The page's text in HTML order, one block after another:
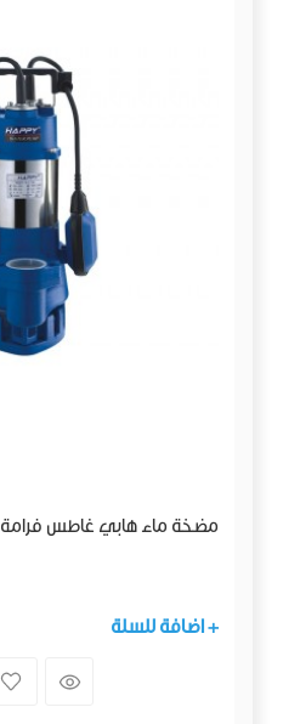
مضخة ماء هابي غاطس فرامة 2 حصان 2 انش سكب
+ اضافة للسلة